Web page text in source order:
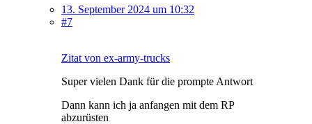
13. September 2024 um 10:32
#7
Zitat von ex-army-trucks
Super vielen Dank für die prompte Antwort
Dann kann ich ja anfangen mit dem RP
abzurüsten